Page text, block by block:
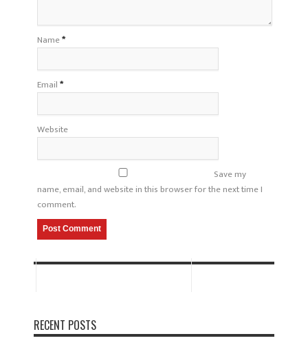
Name*
Email*
Website
Save my
name, email, and website in this browser for the next time I
comment.
RECENT POSTS